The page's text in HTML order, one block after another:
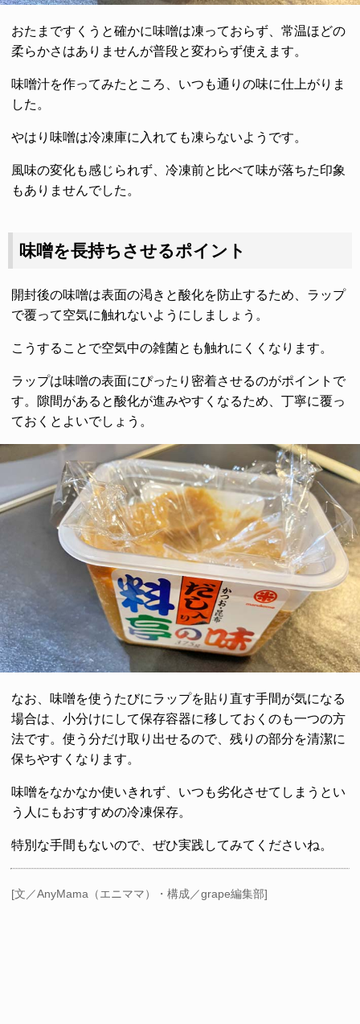
おたまですくうと確かに味噌は凍っておらず、常温ほどの
柔らかさはありませんが普段と変わらず使えます。
味噌汁を作ってみたところ、いつも通りの味に仕上がりま
した。
やはり味噌は冷凍庫に入れても凍らないようです。
風味の変化も感じられず、冷凍前と比べて味が落ちた印象
もありませんでした。
味噌を長持ちさせるポイント
開封後の味噌は表面の渇きと酸化を防止するため、ラップ
で覆って空気に触れないようにしましょう。
こうすることで空気中の雑菌とも触れにくくなります。
ラップは味噌の表面にぴったり密着させるのがポイントで
す。隙間があると酸化が進みやすくなるため、丁寧に覆っ
ておくとよいでしょう。
なお、味噌を使うたびにラップを貼り直す手間が気になる
場合は、小分けにして保存容器に移しておくのも一つの方
法です。使う分だけ取り出せるので、残りの部分を清潔に
保ちやすくなります。
味噌をなかなか使いきれず、いつも劣化させてしまうとい
う人にもおすすめの冷凍保存。
特別な手間もないので、ぜひ実践してみてくださいね。
[文／AnyMama（エニママ）・構成／grape編集部]